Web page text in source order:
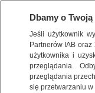
ŚWIAT
Dbamy o
Jeśli użytkownik
Partnerów IAB oraz
użytkownika i
przeglądania.
przeglądania
się przetwarzaniu